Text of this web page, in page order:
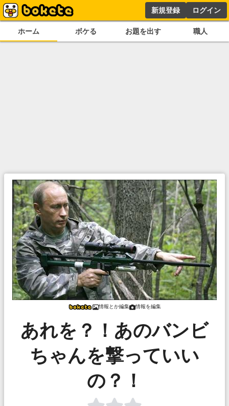
新規登録 ログイン
ホーム ボケる お題を出す 職人
情報とか編集 情報を編集
あれを？！あのバンビ
ちゃんを撃っていい
の？！